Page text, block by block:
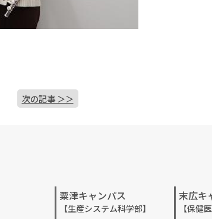
次の記事 ＞＞
粟津キャンパス
【生産システム科学部】
末広キ
【保健